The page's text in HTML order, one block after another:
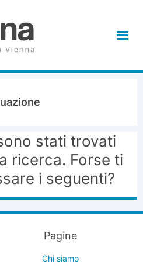
stati trovati
ricerca. Forse ti
i seguenti?
Pagine
Chi siamo